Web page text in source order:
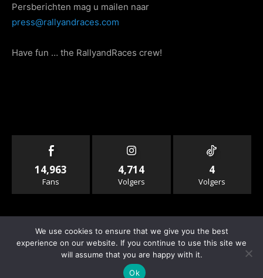
Persberichten mag u mailen naar
press@rallyandraces.com
Have fun … the RallyandRaces crew!
14,963
Fans
4,714
Volgers
4
Volgers
We use cookies to ensure that we give you the best
experience on our website. If you continue to use this site we
will assume that you are happy with it.
Ok